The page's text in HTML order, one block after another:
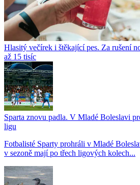
Hlasitý večírek i štěkající pes. Za rušení
až 15 tisíc
Sparta znovu padla. V Mladé Boleslavi
ligu
Fotbalisté Sparty prohráli v Mladé
v sezoně mají po třech ligových kolech...